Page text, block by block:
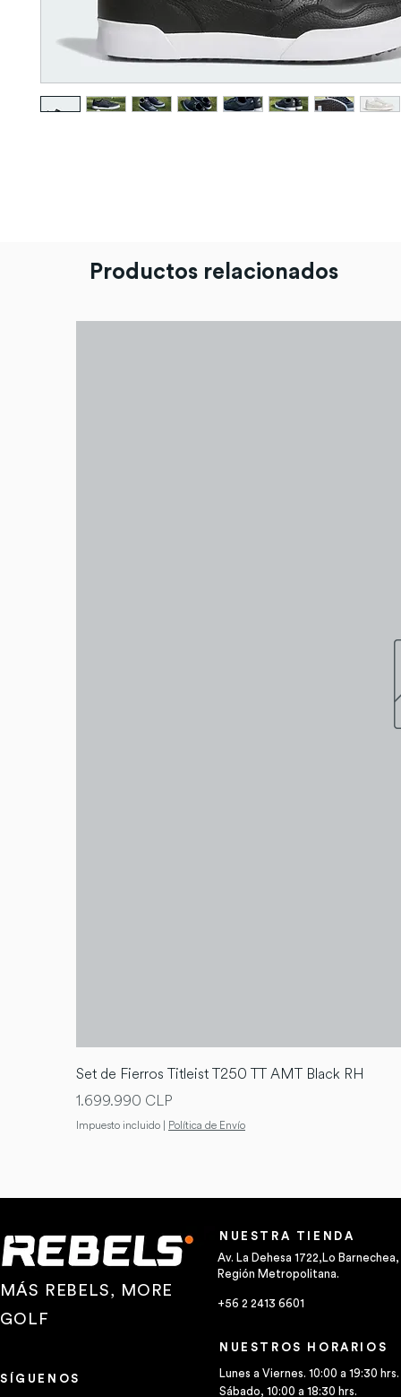
Productos relacionados
Set de Fierros Titleist T250 TT AMT Black RH
Precio
1.699.990 CLP
Impuesto incluido | Política de Envío
MÁS REBELS, MORE
GOLF
SÍGUENOS
NUESTRA TIENDA
Av. La Dehesa 1722,Lo Barnechea,
Región Metropolitana.
+56 2 2413 6601
NUESTROS HORARIOS
Lunes a Viernes. 10:00 a 19:30 hrs.
Sábado, 10:00 a 18:30 hrs.